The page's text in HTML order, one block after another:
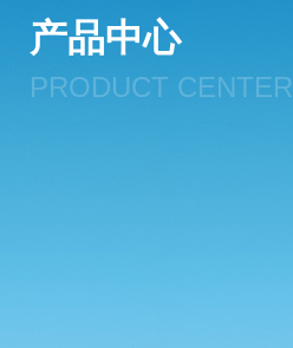
产品中心
PRODUCT CENTER